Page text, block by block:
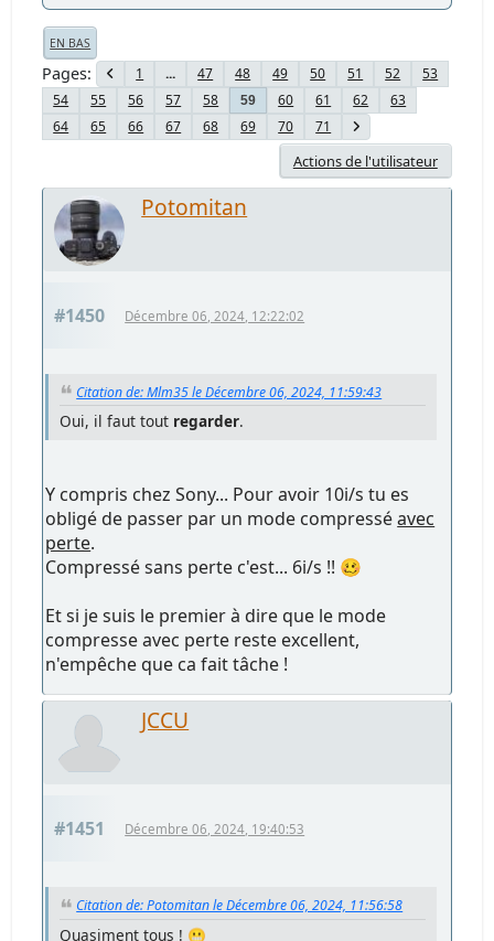
EN BAS
Pages 1 ... 47 48 49 50 51 52
53
54
55 56 57 58 59 60 61 62
63
64
65 66 67 68 69 70 71
Actions de l'utilisateur
Potomitan
#1450 Décembre 06, 2024, 12:22:02
Citation de: Mlm35 le Décembre 06, 2024, 11:59:43
Oui, il faut tout regarder.
Y compris chez Sony... Pour avoir 10i/s tu es
obligé de passer par un mode compresséavec
perte.
Compressé sans perte c'est... 6i/s !! 🥴
Et si je suis le premier à dire que le mode
compresse avec perte reste excellent,
n'empêche que ca fait tâche !
JCCU
#1451 Décembre 06, 2024, 19:40:53
Citation de: Potomitan le Décembre 06, 2024, 11:56:58
Quasiment tous ! 😬